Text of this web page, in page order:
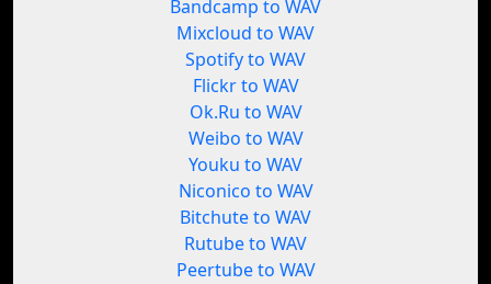
Bandcamp to WAV
Mixcloud to WAV
Spotify to WAV
Flickr to WAV
Ok.Ru to WAV
Weibo to WAV
Youku to WAV
Niconico to WAV
Bitchute to WAV
Rutube to WAV
Peertube to WAV